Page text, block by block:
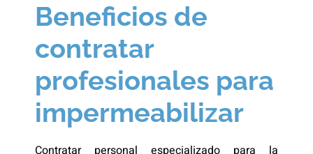
Beneficios de
contratar
profesionales para
impermeabilizar